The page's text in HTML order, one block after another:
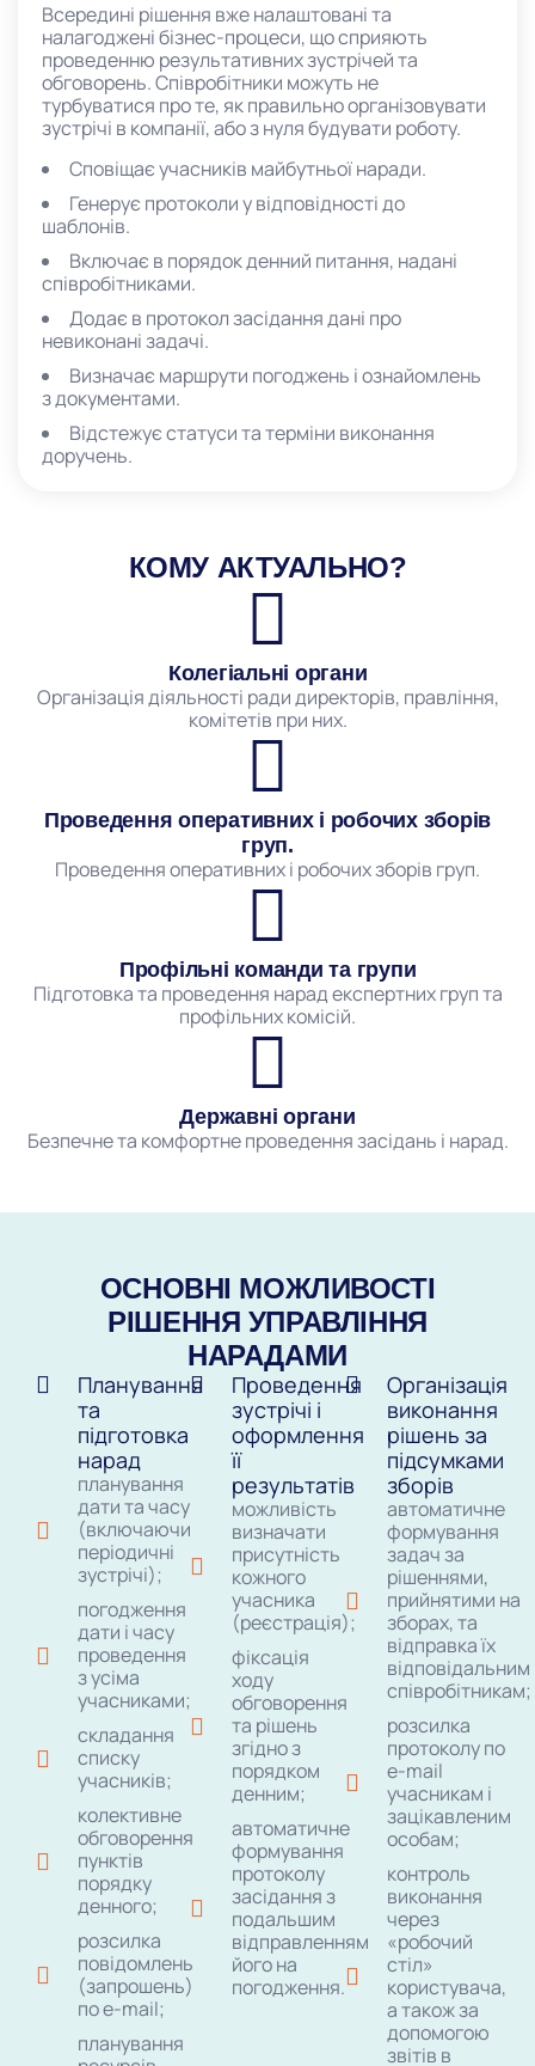
Всередині рішення вже налаштовані та
налагоджені бізнес-процеси, що сприяють
проведенню результативних зустрічей та
обговорень. Співробітники можуть не
турбуватися про те, як правильно організовувати
зустрічі в компанії, або з нуля будувати роботу.
Сповіщає учасників майбутньої наради.
Генерує протоколи у відповідності до
шаблонів.
Включає в порядок денний питання, надані
співробітниками.
Додає в протокол засідання дані про
невиконані задачі.
Визначає маршрути погоджень і ознайомлень
з документами.
Відстежує статуси та терміни виконання
доручень.
КОМУ АКТУАЛЬНО?
Колегіальні органи
Організація діяльності ради директорів, правління,
комітетів при них.
Проведення оперативних і робочих зборів
груп.
Проведення оперативних і робочих зборів груп.
Профільні команди та групи
Підготовка та проведення нарад експертних груп та
профільних комісій.
Державні органи
Безпечне та комфортне проведення засідань і нарад.
ОСНОВНІ МОЖЛИВОСТІ
РІШЕННЯ УПРАВЛІННЯ
НАРАДАМИ
Планування
та
підготовка
нарад
планування
дати та часу
(включаючи
періодичні
зустрічі);
погодження
дати і часу
проведення
з усіма
учасниками;
складання
списку
учасників;
колективне
обговорення
пунктів
порядку
денного;
розсилка
повідомлень
(запрошень)
по e-mail;
планування
Проведення
зустрічі і
оформлення
її
результатів
можливість
визначати
присутність
кожного
учасника
(реєстрація);
фіксація
ходу
обговорення
та рішень
згідно з
порядком
денним;
автоматичне
формування
протоколу
засідання з
подальшим
відправленням
його на
погодження.
Організація
виконання
рішень за
підсумками
зборів
автоматичне
формування
задач за
рішеннями,
прийнятими на
зборах, та
відправка їх
відповідальним
співробітникам;
розсилка
протоколу по
e-mail
учасникам і
зацікавленим
особам;
контроль
виконання
через
«робочий
стіл»
користувача,
а також за
допомогою
звітів в